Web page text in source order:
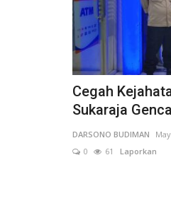
Cegah
Sukaraja
DARSONO BUDIMAN
0
61 Laporkan